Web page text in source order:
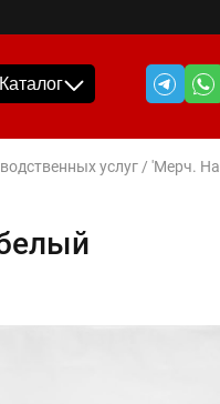
Каталог
услуг/ 'Мерч.